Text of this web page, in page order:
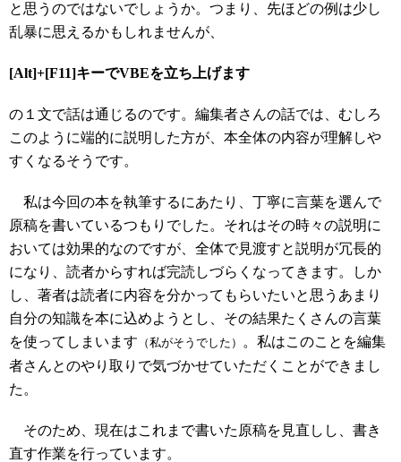
と思うのではないでしょうか。つまり、先ほどの例は少し
乱暴に思えるかもしれませんが、
[Alt]+[F11]キーでVBEを立ち上げます
の１文で話は通じるのです。編集者さんの話では、むしろ
このように端的に説明した方が、本全体の内容が理解しや
すくなるそうです。
私は今回の本を執筆するにあたり、丁寧に言葉を選んで
原稿を書いているつもりでした。それはその時々の説明に
おいては効果的なのですが、全体で見渡すと説明が冗長的
になり、読者からすれば完読しづらくなってきます。しか
し、著者は読者に内容を分かってもらいたいと思うあまり
自分の知識を本に込めようとし、その結果たくさんの言葉
を使ってしまいます （私がそうでした）
。私はこのことを編集
者さんとのやり取りで気づかせていただくことができまし
た。
そのため、現在はこれまで書いた原稿を見直しし、書き
直す作業を行っています。